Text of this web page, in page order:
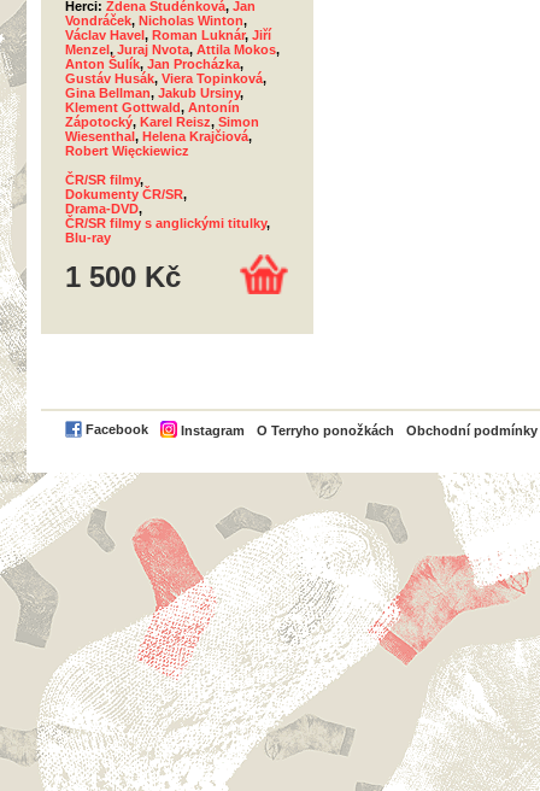
Herci: Zdena Studénková, Jan
Vondráček, Nicholas Winton,
Václav Havel, Roman Luknár, Jiří
Menzel, Juraj Nvota, Attila Mokos,
Anton Šulík, Jan Procházka,
Gustáv Husák, Viera Topinková,
Gina Bellman, Jakub Ursiny,
Klement Gottwald, Antonín
Zápotocký, Karel Reisz, Simon
Wiesenthal, Helena Krajčiová,
Robert Więckiewicz
ČR/SR filmy,
Dokumenty ČR/SR,
Drama-DVD,
ČR/SR filmy s anglickými titulky,
Blu-ray
1 500 Kč
Facebook Instagram O Terryho ponožkách Obchodní podmínky
PayPal